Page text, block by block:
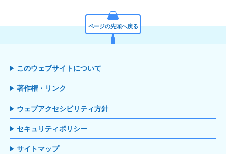
ページの先頭へ戻る
このウェブサイトについて
著作権・リンク
ウェブアクセシビリティ方針
セキュリティポリシー
サイトマップ